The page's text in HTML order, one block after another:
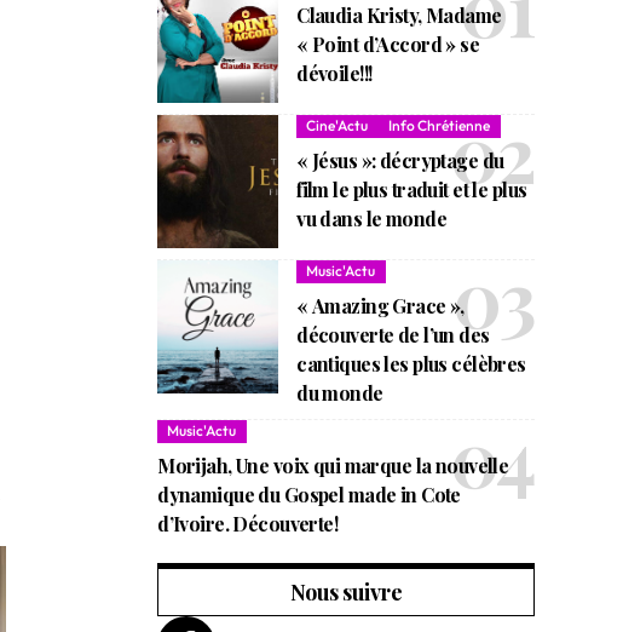
Claudia Kristy, Madame
« Point d’Accord » se
dévoile!!!
Cine'Actu Info Chrétienne
« Jésus »: décryptage du
film le plus traduit et le plus
vu dans le monde
Music'Actu
« Amazing Grace »,
découverte de l’un des
cantiques les plus célèbres
du monde
Music'Actu
Morijah, Une voix qui marque la nouvelle
dynamique du Gospel made in Cote
d’Ivoire. Découverte!
Nous suivre